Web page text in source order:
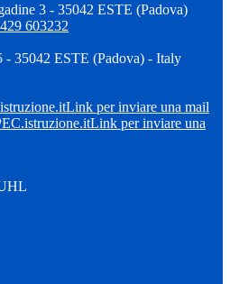
3 - 35042 ESTE (Padova)
603232
- 35042 ESTE (Padova) - Italy
Link per inviare una mail
Link per inviare una